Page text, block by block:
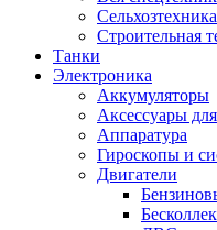
Сельхозтехника
Строительная
Танки
Электроника
Аккумуляторы
Аксессуары
Аппаратура
Гироскопы и
Двигатели